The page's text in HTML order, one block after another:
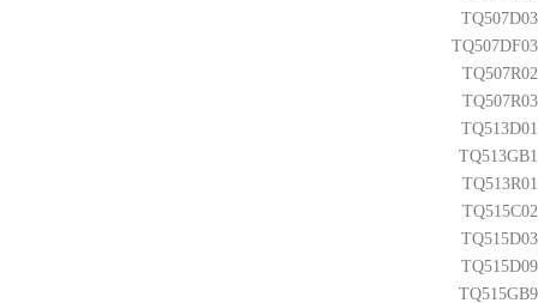
TQ507D03
TQ507DF03
TQ507R02
TQ507R03
TQ513D01
TQ513GB1
TQ513R01
TQ515C02
TQ515D03
TQ515D09
TQ515GB9